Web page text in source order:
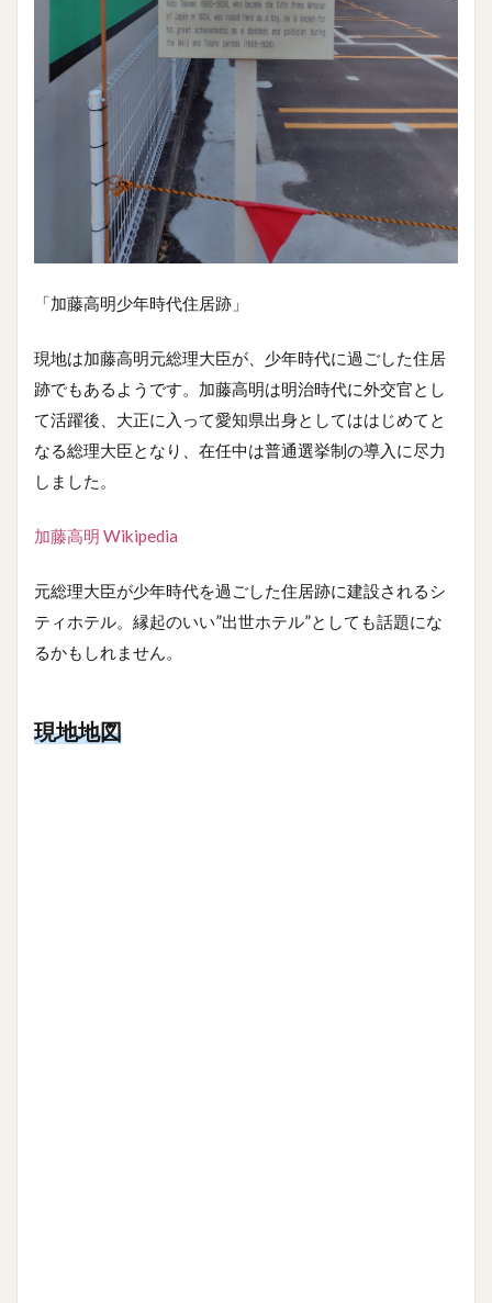
「加藤高明少年時代住居跡」
現地は加藤高明元総理大臣が、少年時代に過ごした住居
跡でもあるようです。加藤高明は明治時代に外交官とし
て活躍後、大正に入って愛知県出身としてははじめてと
なる総理大臣となり、在任中は普通選挙制の導入に尽力
しました。
加藤高明 Wikipedia
元総理大臣が少年時代を過ごした住居跡に建設されるシ
ティホテル。縁起のいい”出世ホテル”としても話題にな
るかもしれません。
現地地図